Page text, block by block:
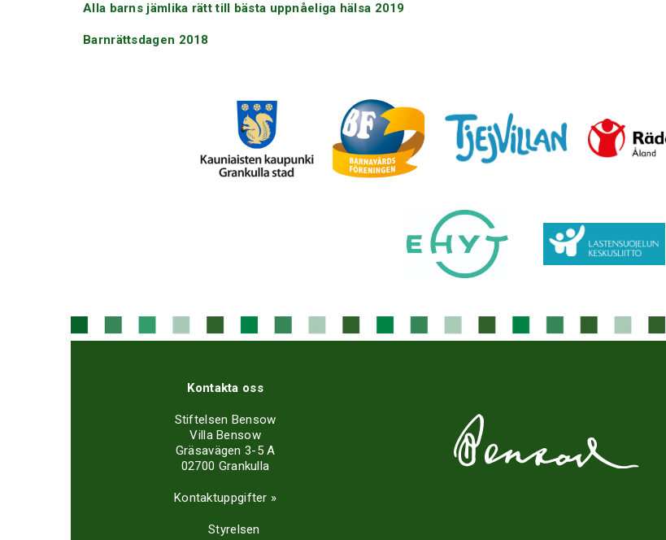
Alla barns jämlika rätt till bästa uppnåeliga hälsa 2019
Barnrättsdagen 2018
Kontakta oss
Stiftelsen Bensow
Villa Bensow
Gräsavägen 3-5 A
02700 Grankulla
Kontaktuppgifter »
Styrelsen